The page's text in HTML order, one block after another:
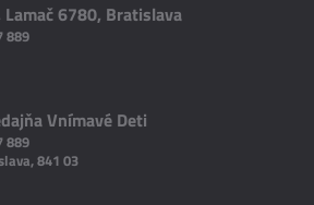
6780, Bratislava
889
Vnímavé Deti
889
841 03